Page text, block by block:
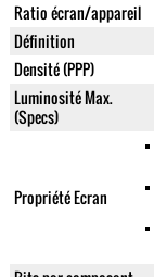
Ratio écran/appareil
Définition
Densité (PPP)
Luminosité Max.
(Specs)
Propriété Ecran